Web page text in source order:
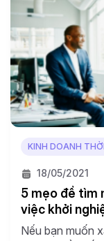
KINH DOANH
18/05/2021
5 mẹo để tìm
việc khởi
Nếu bạn muốn